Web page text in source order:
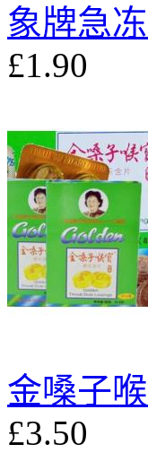
象牌急
£1.90
金嗓子
£3.50